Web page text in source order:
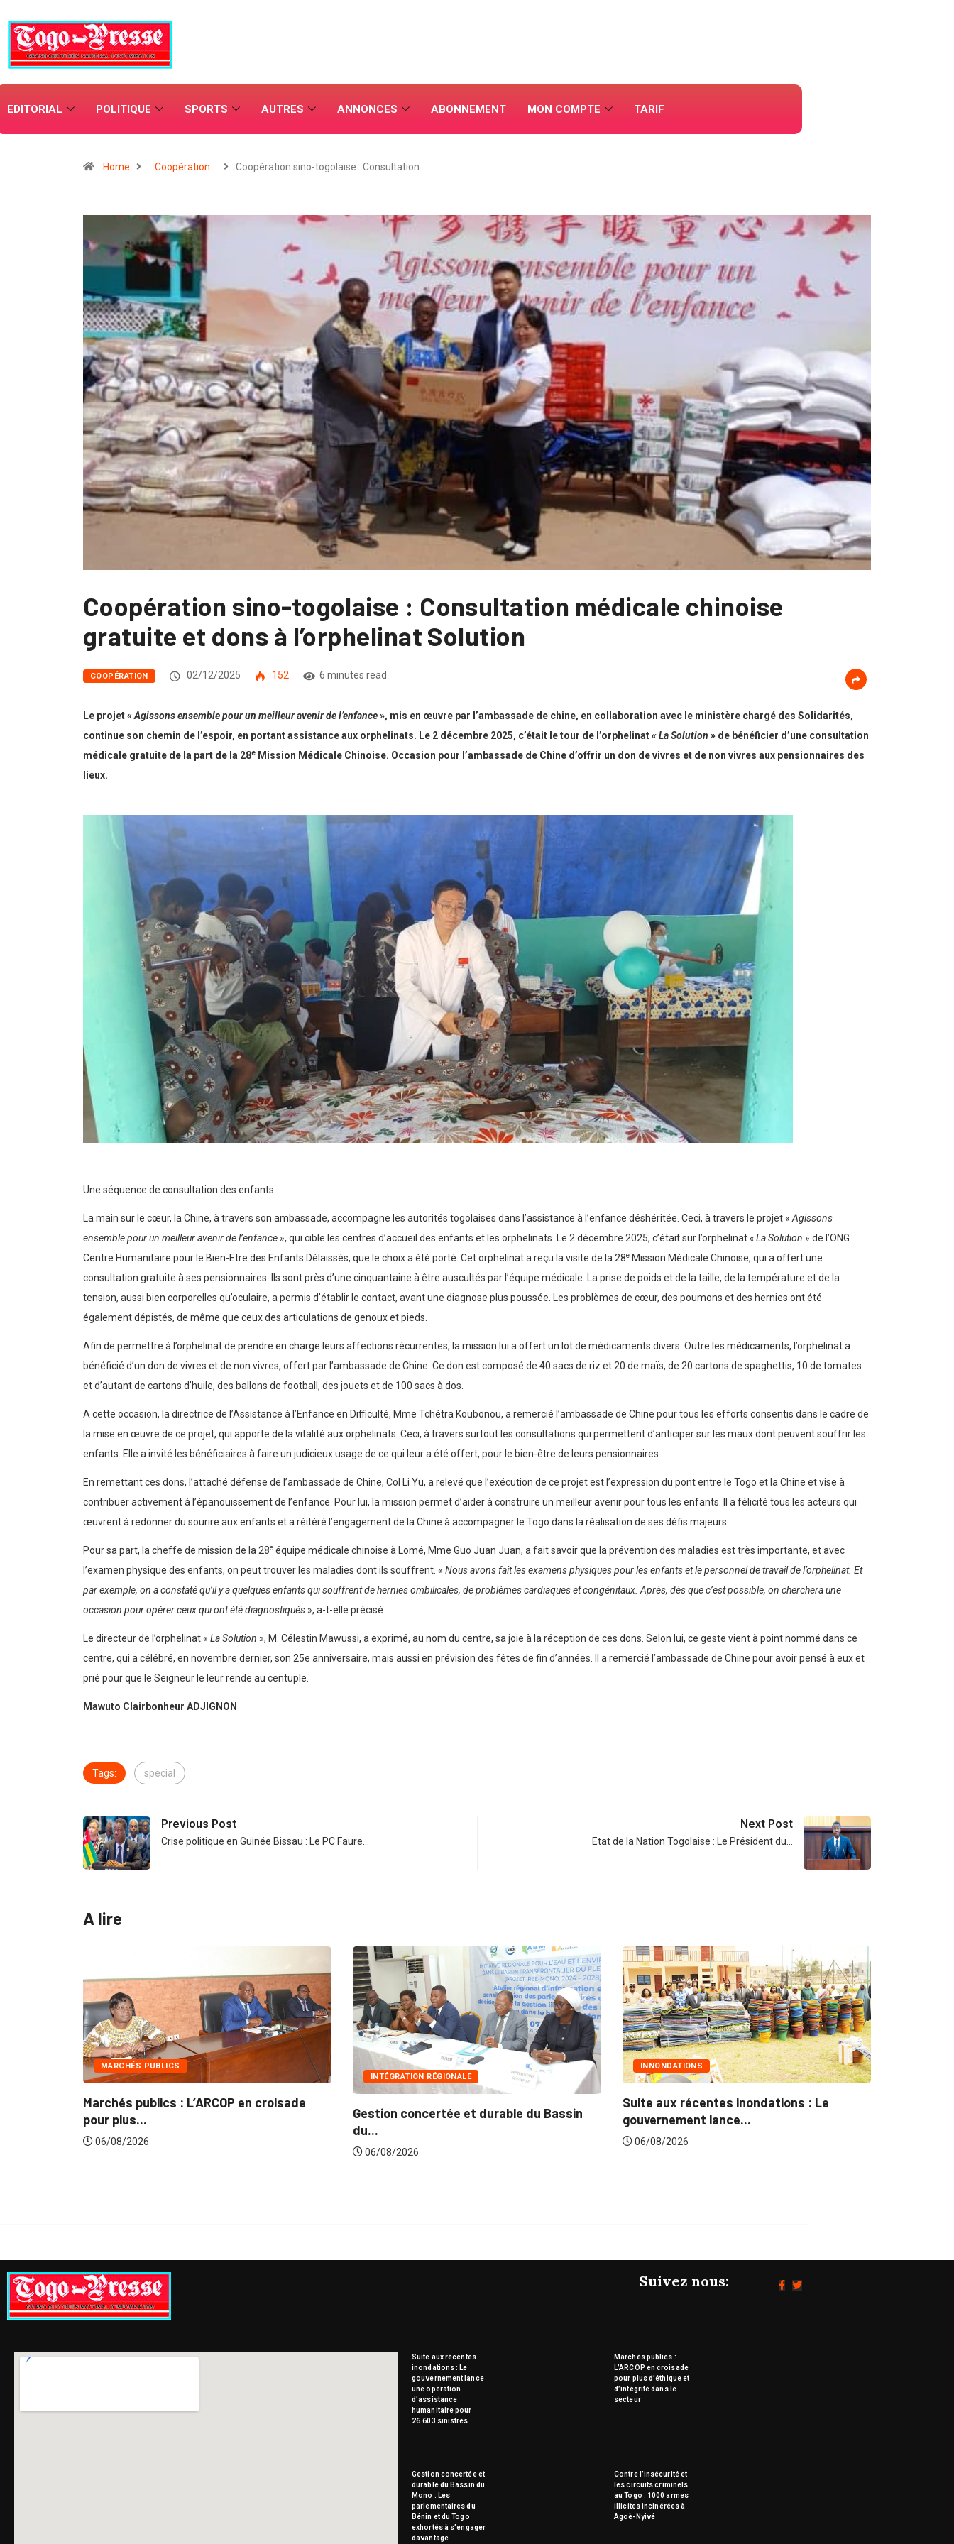
EDITORIAL POLITIQUE SPORTS AUTRES ANNONCES ABONNEMENT MON COMPTE TARIF
Home Coopération Coopération sino-togolaise : Consultation…
Coopération sino-togolaise : Consultation médicale chinoise
gratuite et dons à l’orphelinat Solution
COOPÉRATION 02/12/2025 152 6 minutes read
Le projet «Agissons ensemble pour un meilleur avenir de l’enfance», mis en œuvre par l’ambassade de chine, en collaboration avec le ministère chargé des Solidarités,
continue son chemin de l’espoir, en portant assistance aux orphelinats. Le 2 décembre 2025, c’était le tour de l’orphelinat« La Solution » de bénéficier d’une consultation
médicale gratuite de la part de la 28e Mission Médicale Chinoise. Occasion pour l’ambassade de Chine d’offrir un don de vivres et de non vivres aux pensionnaires des
lieux.
Une séquence de consultation des enfants
La main sur le cœur, la Chine, à travers son ambassade, accompagne les autorités togolaises dans l’assistance à l’enfance déshéritée. Ceci, à travers le projet « Agissons
ensemble pour un meilleur avenir de l’enfance », qui cible les centres d’accueil des enfants et les orphelinats. Le 2 décembre 2025, c’était sur l’orphelinat« La Solution » de l’ONG
Centre Humanitaire pour le Bien-Etre des Enfants Délaissés, que le choix a été porté. Cet orphelinat a reçu la visite de la 28e Mission Médicale Chinoise, qui a offert une
consultation gratuite à ses pensionnaires. Ils sont près d’une cinquantaine à être auscultés par l’équipe médicale. La prise de poids et de la taille, de la température et de la
tension, aussi bien corporelles qu’oculaire, a permis d’établir le contact, avant une diagnose plus poussée. Les problèmes de cœur, des poumons et des hernies ont été
également dépistés, de même que ceux des articulations de genoux et pieds.
Afin de permettre à l’orphelinat de prendre en charge leurs affections récurrentes, la mission lui a offert un lot de médicaments divers. Outre les médicaments, l’orphelinat a
bénéficié d’un don de vivres et de non vivres, offert par l’ambassade de Chine. Ce don est composé de 40 sacs de riz et 20 de maïs, de 20 cartons de spaghettis, 10 de tomates
et d’autant de cartons d’huile, des ballons de football, des jouets et de 100 sacs à dos.
A cette occasion, la directrice de l’Assistance à l’Enfance en Difficulté, Mme Tchétra Koubonou, a remercié l’ambassade de Chine pour tous les efforts consentis dans le cadre de
la mise en œuvre de ce projet, qui apporte de la vitalité aux orphelinats. Ceci, à travers surtout les consultations qui permettent d’anticiper sur les maux dont peuvent souffrir les
enfants. Elle a invité les bénéficiaires à faire un judicieux usage de ce qui leur a été offert, pour le bien-être de leurs pensionnaires.
En remettant ces dons, l’attaché défense de l’ambassade de Chine, Col Li Yu, a relevé que l’exécution de ce projet est l’expression du pont entre le Togo et la Chine et vise à
contribuer activement à l’épanouissement de l’enfance. Pour lui, la mission permet d’aider à construire un meilleur avenir pour tous les enfants. Il a félicité tous les acteurs qui
œuvrent à redonner du sourire aux enfants et a réitéré l’engagement de la Chine à accompagner le Togo dans la réalisation de ses défis majeurs.
Pour sa part, la cheffe de mission de la 28e équipe médicale chinoise à Lomé, Mme Guo Juan Juan, a fait savoir que la prévention des maladies est très importante, et avec
l’examen physique des enfants, on peut trouver les maladies dont ils souffrent. « Nous avons fait les examens physiques pour les enfants et le personnel de travail de l’orphelinat. Et
par exemple, on a constaté qu’il y a quelques enfants qui souffrent de hernies ombilicales, de problèmes cardiaques et congénitaux. Après, dès que c’est possible, on cherchera une
occasion pour opérer ceux qui ont été diagnostiqués », a-t-elle précisé.
Le directeur de l’orphelinat « La Solution », M. Célestin Mawussi, a exprimé, au nom du centre, sa joie à la réception de ces dons. Selon lui, ce geste vient à point nommé dans ce
centre, qui a célébré, en novembre dernier, son 25e anniversaire, mais aussi en prévision des fêtes de fin d’années. Il a remercié l’ambassade de Chine pour avoir pensé à eux et
prié pour que le Seigneur le leur rende au centuple.
Mawuto Clairbonheur ADJIGNON
Tags: special
Previous Post
Crise politique en Guinée Bissau : Le PC Faure…
Next Post
Etat de la Nation Togolaise : Le Président du…
A lire
en croisade
INTÉGRATION RÉGIONALE
Gestion concertée et durable du Bassin
INNONDATIONS
gouvernement lance...
MARCHÉS PUBLICS
Marchés publics : L’ARCOP en croisade
pour plus...
Suivez nous:
Suite aux récentes
inondations : Le
gouvernement lance
une opération
d’assistance
humanitaire pour
26.603 sinistrés
Marchés publics :
L’ARCOP en croisade
pour plus d’éthique et
d’intégrité dans le
secteur
Gestion concertée et
durable du Bassin du
Mono : Les
parlementaires du
Bénin et du Togo
exhortés à s’engager
davantage
Contre l’insécurité et
les circuits criminels
au Togo : 1000 armes
illicites incinérées à
Agoè-Nyivé